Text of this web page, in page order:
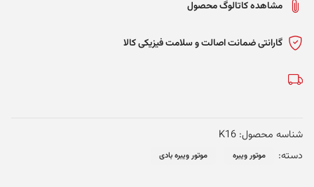
مشاهده کاتالوگ محصول
گارانتی ضمانت اصالت و سلامت فیزیکی کالا
شناسه محصول: K16
دسته:
موتور ویبره موتور ویبره بادی